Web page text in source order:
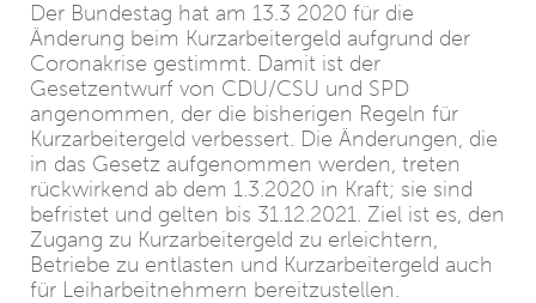
Der Bundestag hat am 13.3 2020 für die
Änderung beim Kurzarbeitergeld aufgrund der
Coronakrise gestimmt. Damit ist der
Gesetzentwurf von CDU/CSU und SPD
angenommen, der die bisherigen Regeln für
Kurzarbeitergeld verbessert. Die Änderungen, die
in das Gesetz aufgenommen werden, treten
rückwirkend ab dem 1.3.2020 in Kraft; sie sind
befristet und gelten bis 31.12.2021. Ziel ist es, den
Zugang zu Kurzarbeitergeld zu erleichtern,
Betriebe zu entlasten und Kurzarbeitergeld auch
für Leiharbeitnehmern bereitzustellen.